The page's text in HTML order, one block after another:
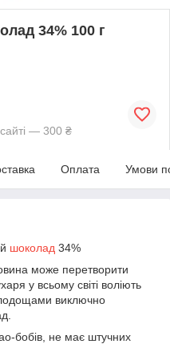
34% 100 г
— 300 ₴
Оплата Умови
шоколад 34%
може перетворити
у всьому світі воліють
виключно
бобів, не має штучних